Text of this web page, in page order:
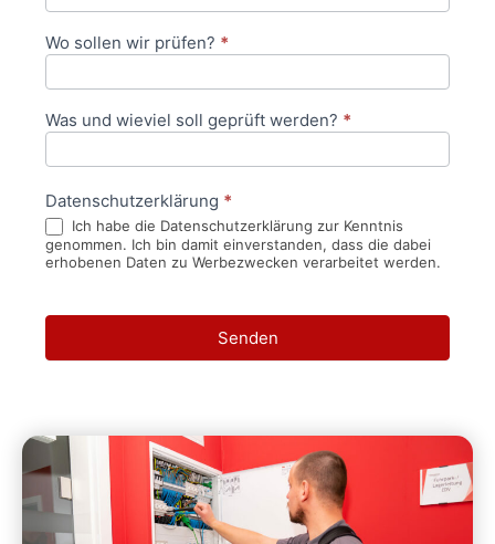
Wo sollen wir prüfen? *
Was und wieviel soll geprüft werden? *
Datenschutzerklärung *
Ich habe die Datenschutzerklärung zur Kenntnis
genommen. Ich bin damit einverstanden, dass die dabei
erhobenen Daten zu Werbezwecken verarbeitet werden.
Senden